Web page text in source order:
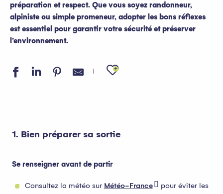
préparation et respect. Que vous soyez randonneur,
alpiniste ou simple promeneur, adopter les bons réflexes
est essentiel pour garantir votre sécurité et préserver
l’environnement.
Ajouter aux
1. Bien préparer sa sortie
Se renseigner avant de partir
Consultez la météo sur Météo-France
pour éviter les